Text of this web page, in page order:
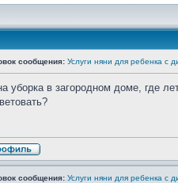
сообщения: Услуги няни для ребенка с
уборка в загородном доме, где
сообщения: Услуги няни для ребенка с